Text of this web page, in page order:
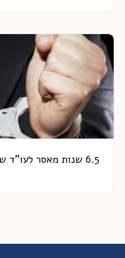
6.5 שנות מאסר לעו"ד שגנב לקוחות